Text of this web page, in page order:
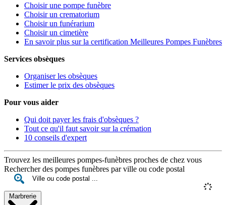
Choisir une pompe funèbre
Choisir un crematorium
Choisir un funérarium
Choisir un cimetière
En savoir plus sur la certification Meilleures Pompes Funèbres
Services obsèques
Organiser les obsèques
Estimer le prix des obsèques
Pour vous aider
Qui doit payer les frais d'obsèques ?
Tout ce qu'il faut savoir sur la crémation
10 conseils d'expert
Trouvez les meilleures pompes-funèbres proches de chez vous
Rechercher des pompes funèbres par ville ou code postal
Marbrerie